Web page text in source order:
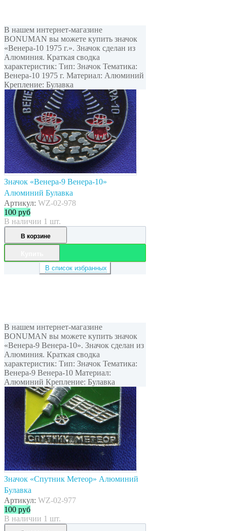
В нашем интернет-магазине
BONUMAN вы можете купить значок
«Венера-10 1975 г.». Значок сделан из
Алюминия. Краткая сводка
характеристик: Тип: Значок Тематика:
Венера-10 1975 г. Материал: Алюминий
Крепление: Булавка
Значок «Венера-9 Венера-10»
Алюминий Булавка
Артикул: WZ-02-978
100 руб
В наличии 1 шт.
В корзине
В список избранных
В нашем интернет-магазине
BONUMAN вы можете купить значок
«Венера-9 Венера-10». Значок сделан из
Алюминия. Краткая сводка
характеристик: Тип: Значок Тематика:
Венера-9 Венера-10 Материал:
Алюминий Крепление: Булавка
Значок «Спутник Метеор» Алюминий
Булавка
Артикул: WZ-02-977
100 руб
В наличии 1 шт.